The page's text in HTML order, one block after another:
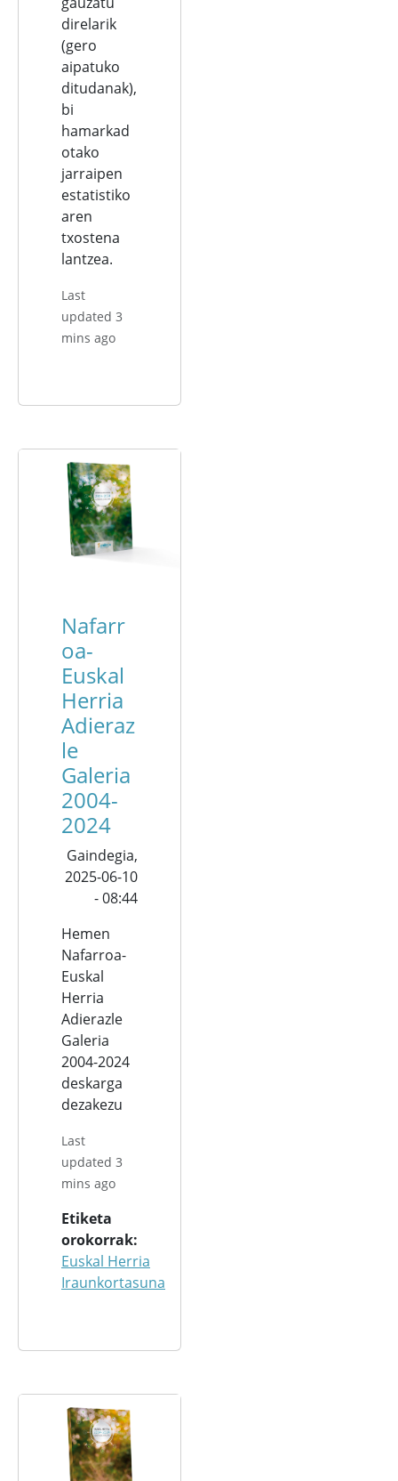
direlarik
(gero
aipatuko
ditudanak),
bi
hamarkad
otako
jarraipen
estatistiko
aren
txostena
lantzea.
Last
updated 3
mins ago
Nafarr
oa-
Euskal
Herria
Adieraz
le
Galeria
2004-
2024
Gaindegia,
2025-06-10
- 08:44
Hemen
Nafarroa-
Euskal
Herria
Adierazle
Galeria
2004-2024
deskarga
dezakezu
Last
updated 3
mins ago
Etiketa
orokorrak
Euskal Herria
Iraunkortasuna